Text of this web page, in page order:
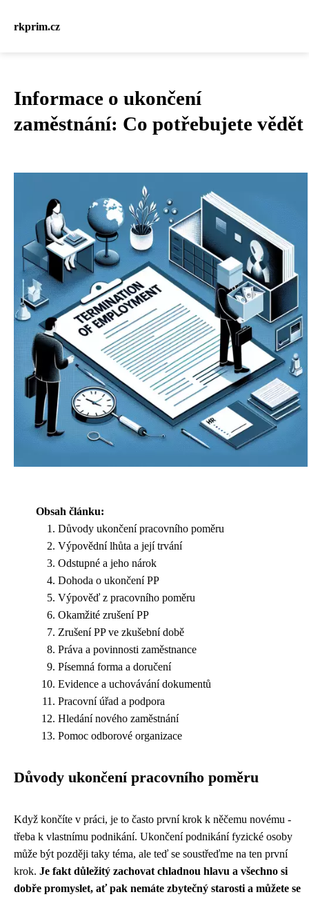
rkprim.cz
Informace o ukončení
zaměstnání: Co potřebujete vědět
Obsah článku:
Důvody ukončení pracovního poměru
Výpovědní lhůta a její trvání
Odstupné a jeho nárok
Dohoda o ukončení PP
Výpověď z pracovního poměru
Okamžité zrušení PP
Zrušení PP ve zkušební době
Práva a povinnosti zaměstnance
Písemná forma a doručení
Evidence a uchovávání dokumentů
Pracovní úřad a podpora
Hledání nového zaměstnání
Pomoc odborové organizace
Důvody ukončení pracovního poměru
Když končíte v práci, je to často první krok k něčemu novému -
třeba k vlastnímu podnikání. Ukončení podnikání fyzické osoby
může být později taky téma, ale teď se soustřeďme na ten první
krok. Je fakt důležitý zachovat chladnou hlavu a všechno si
dobře promyslet, ať pak nemáte zbytečný starosti a můžete se